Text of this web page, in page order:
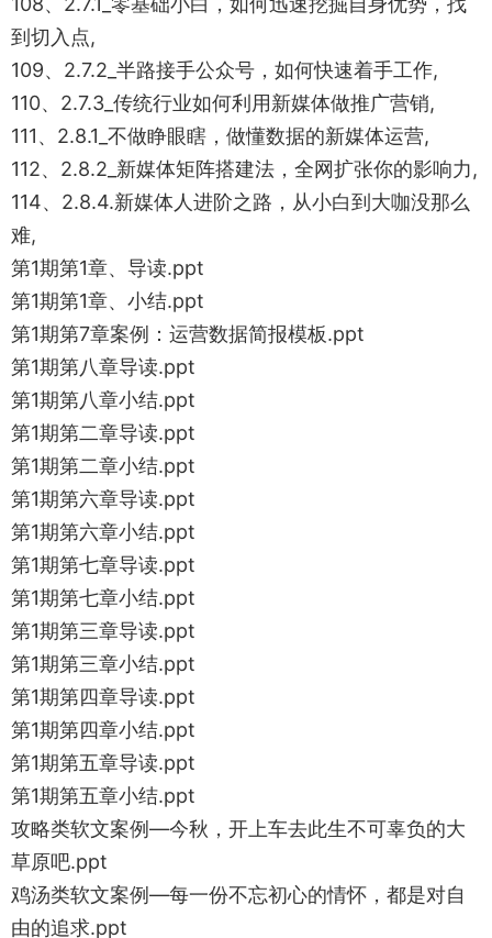
到切入点,
109、2.7.2_半路接手公众号，如何快速着手工作,
110、2.7.3_传统行业如何利用新媒体做推广营销,
111、2.8.1_不做睁眼瞎，做懂数据的新媒体运营,
112、2.8.2_新媒体矩阵搭建法，全网扩张你的影响力,
114、2.8.4.新媒体人进阶之路，从小白到大咖没那么
难,
第1期第1章、导读.ppt
第1期第1章、小结.ppt
第1期第7章案例：运营数据简报模板.ppt
第1期第八章导读.ppt
第1期第八章小结.ppt
第1期第二章导读.ppt
第1期第二章小结.ppt
第1期第六章导读.ppt
第1期第六章小结.ppt
第1期第七章导读.ppt
第1期第七章小结.ppt
第1期第三章导读.ppt
第1期第三章小结.ppt
第1期第四章导读.ppt
第1期第四章小结.ppt
第1期第五章导读.ppt
第1期第五章小结.ppt
攻略类软文案例—今秋，开上车去此生不可辜负的大
草原吧.ppt
鸡汤类软文案例—每一份不忘初心的情怀，都是对自
由的追求.ppt